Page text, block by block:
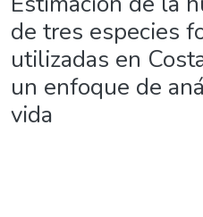
de tres especies
utilizadas en
un enfoque de
vida